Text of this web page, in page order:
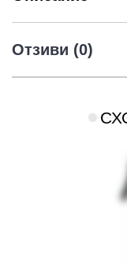
Отзиви (0)